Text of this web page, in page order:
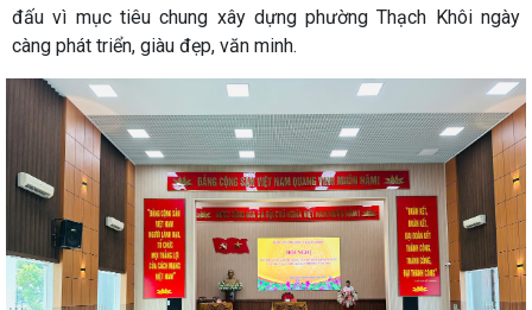
đấu vì mục tiêu chung xây dựng phường Thạch Khôi ngày
càng phát triển, giàu đẹp, văn minh.